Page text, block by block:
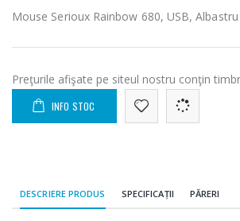
Mouse Serioux Rainbow 680, USB, Albastru
Preţurile afişate pe siteul nostru conţin
INFO STOC
DESCRIERE PRODUS SPECIFICAȚII PĂRERI
carne Bosch ...
549,00 Lei
-33%
Masina de tocat
NobeLTek ...
-14%